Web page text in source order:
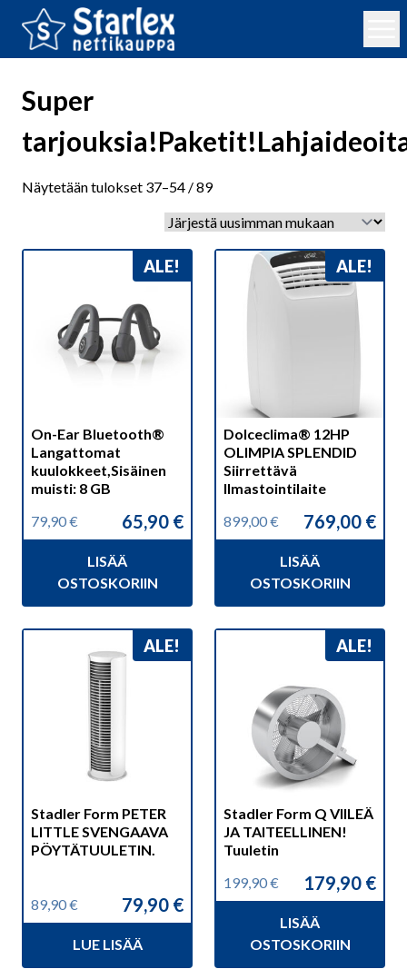
Super
Näytetään tulokset 37–54 / 89Sorted
latest
ALE!
On-Ear Bluetooth®
Langattomat
kuulokkeet,Sisäinen
muisti: 8 GB
79,90€
Alkuperäinen
79,90 €.
65,90 €
Nykyinen
65,90 €.
LISÄÄ
OSTOSKORIIN
ALE!
Dolceclima® 12HP
OLIMPIA SPLENDID
Siirrettävä
Ilmastointilaite
899,00€
Alkuperäinen
899,00 €.
769,00 €
Nykyinen
769,00 €.
LISÄÄ
OSTOSKORIIN
ALE!
Stadler Form PETER
LITTLE SVENGAAVA
PÖYTÄTUULETIN.
89,90€
Alkuperäinen
89,90 €.
79,90 €
Nykyinen
79,90 €.
LUE LISÄÄ
ALE!
Stadler Form Q VIILEÄ
JA TAITEELLINEN!
Tuuletin
199,90€
Alkuperäinen
199,90 €.
179,90 €
Nykyinen
179,90 €.
LISÄÄ
OSTOSKORIIN